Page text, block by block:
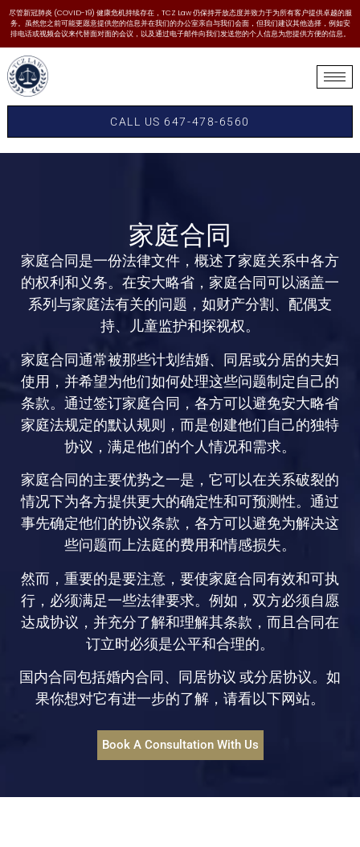
尽管新冠肺炎 (COVID-19) 健康危机持续存在，TCZ Law 仍保持开放态度并致力于为所有客户提供卓越的服
务。虽然您之前可能更愿意提供您的信息并在我们的办公室亲自与我们会面，但我们建议其他选择，例如安
排电话或视频会议来代替面对面的会议，以及通过电子邮件向我们发送您的个人信息为您提供方便的信息。
CALL US 647-478-6560
家庭合同
家庭合同是一份法律文件，概述了家庭关系中各方
的权利和义务。在安大略省，家庭合同可以涵盖一
系列与家庭法有关的问题，如财产分割、配偶支
持、儿童监护和探视权。
家庭合同通常被那些计划结婚、同居或分居的夫妇
使用，并希望为他们如何处理这些问题制定自己的
条款。通过签订家庭合同，各方可以避免安大略省
家庭法规定的默认规则，而是创建他们自己的独特
协议，满足他们的个人情况和需求。
家庭合同的主要优势之一是，它可以在关系破裂的
情况下为各方提供更大的确定性和可预测性。通过
事先确定他们的协议条款，各方可以避免为解决这
些问题而上法庭的费用和情感损失。
然而，重要的是要注意，要使家庭合同有效和可执
行，必须满足一些法律要求。例如，双方必须自愿
达成协议，并充分了解和理解其条款，而且合同在
订立时必须是公平和合理的。
国内合同包括婚内合同、同居协议 或分居协议。如
果你想对它有进一步的了解，请看以下网站。
Book A Consultation With Us